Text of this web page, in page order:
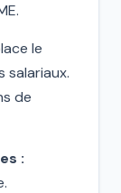
le
salariaux.
de
: